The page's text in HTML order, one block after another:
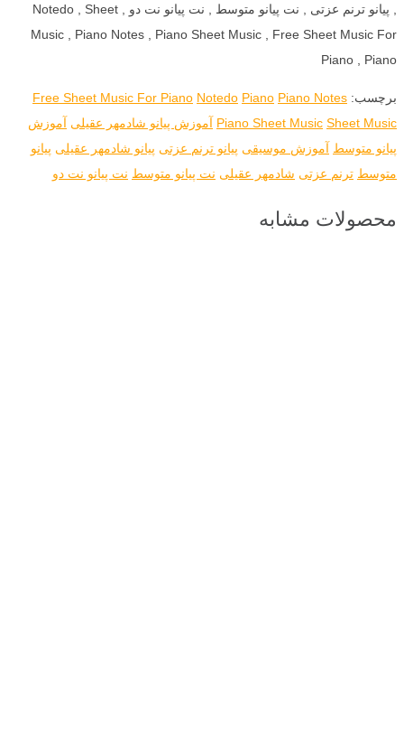
, پیانو ترنم عزتی , نت پیانو متوسط , نت پیانو نت دو , Notedo , Sheet
Music , Piano Notes , Piano Sheet Music , Free Sheet Music For
Piano , Piano
برچسب: Free Sheet Music For Piano Notedo Piano Piano Notes
Piano Sheet Music Sheet Music آموزش پیانو شادمهر عقیلی آموزش
پیانو متوسط آموزش موسیقی پیانو ترنم عزتی پیانو شادمهر عقیلی پیانو
متوسط ترنم عزتی شادمهر عقیلی نت پیانو متوسط نت پیانو نت دو
محصولات مشابه